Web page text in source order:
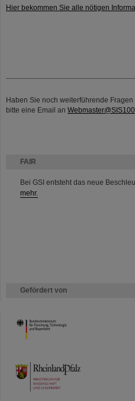
FAIR
Bei GSI entsteht das neue
mehr.
Gefördert von
HMWK
TMWWDG
Hier bekommen Sie alle nötigen
Haben Sie noch weiterführende
bitte eine Email an Webmaster@SIS100